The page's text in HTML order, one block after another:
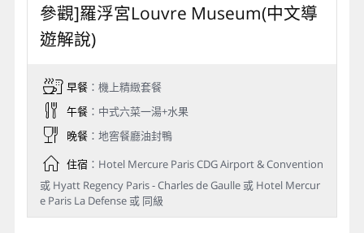
參觀]羅浮宮Louvre Museum(中文導
遊解說)
早餐：機上精緻套餐
午餐：中式六菜一湯+水果
晚餐：地窖餐廳油封鴨
住宿：Hotel Mercure Paris CDG Airport & Convention
或 Hyatt Regency Paris - Charles de Gaulle 或 Hotel Mercur
e Paris La Defense 或 同級